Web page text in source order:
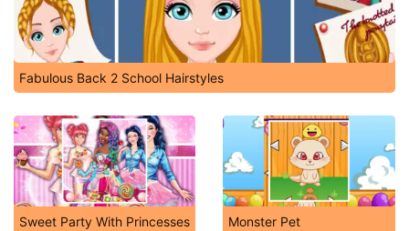
Fabulous Back 2 School Hairstyles
Sweet Party With Princesses Monster Pet